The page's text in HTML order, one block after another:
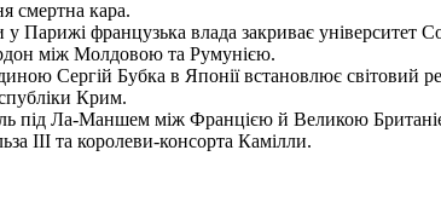
смертна кара.
Парижі французька влада закриває університет
між Молдовою та Румунією.
Сергій Бубка в Японії встановлює світовий
Крим.
під Ла-Маншем між Францією й Великою
ІІІ та королеви-консорта Камілли.